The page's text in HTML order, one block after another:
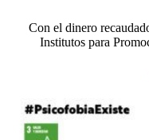
Con el dinero
Institutos para